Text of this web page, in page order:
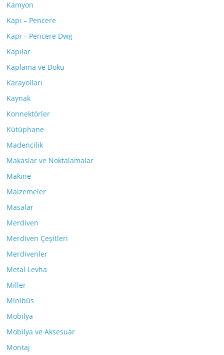
Kamyon
Kapı – Pencere
Kapı – Pencere Dwg
Kapılar
Kaplama ve Doku
Karayolları
Kaynak
Konnektörler
Kütüphane
Madencilik
Makaslar ve Noktalamalar
Makine
Malzemeler
Masalar
Merdiven
Merdiven Çeşitleri
Merdivenler
Metal Levha
Miller
Minibüs
Mobilya
Mobilya ve Aksesuar
Montaj